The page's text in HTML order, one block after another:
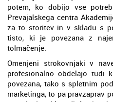
potem, ko dobijo vse
Prevajalskega centra
za to storitev in v skladu s
tisto, ki je povezana z
tolmačenje.
Omenjeni strokovnjaki v
profesionalno obdelajo tudi
povezana, tako s spletnim
marketinga, to pa pravzaprav